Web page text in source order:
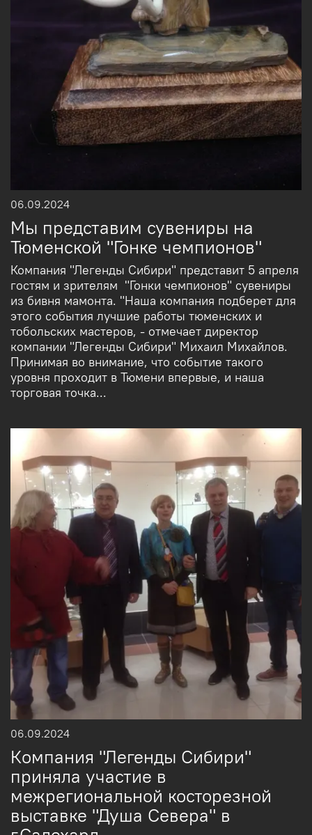
06.09.2024
Мы представим сувениры на
Тюменской "Гонке чемпионов"
Компания "Легенды Сибири" представит 5 апреля
гостям и зрителям "Гонки чемпионов" сувениры
из бивня мамонта. "Наша компания подберет для
этого события лучшие работы тюменских и
тобольских мастеров, - отмечает директор
компании "Легенды Сибири" Михаил Михайлов.
Принимая во внимание, что событие такого
уровня проходит в Тюмени впервые, и наша
торговая точка...
06.09.2024
Компания "Легенды Сибири"
приняла участие в
межрегиональной косторезной
выставке "Душа Севера" в